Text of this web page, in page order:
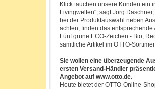
Klick tauchen unsere Kunden ein
Livingwelten", sagt Jörg
bei der Produktauswahl neben
achten, finden das
Fünf grüne ECO-Zeichen - Bio,
sämtliche Artikel im OTTO-
Sie wollen eine überzeugende
ersten Versand-Händler
Angebot auf www.otto.de.
Heute bietet der OTTO-Online-